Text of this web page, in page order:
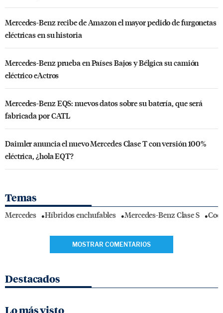
Mercedes-Benz recibe de Amazon el mayor pedido de furgonetas
eléctricas en su historia
Mercedes-Benz prueba en Países Bajos y Bélgica su camión
eléctrico eActros
Mercedes-Benz EQS: nuevos datos sobre su batería, que será
fabricada por CATL
Daimler anuncia el nuevo Mercedes Clase T con versión 100%
eléctrica, ¿hola EQT?
Temas
Mercedes Híbridos enchufables Mercedes-Benz Clase S
MOSTRAR COMENTARIOS
Destacados
Lo más visto